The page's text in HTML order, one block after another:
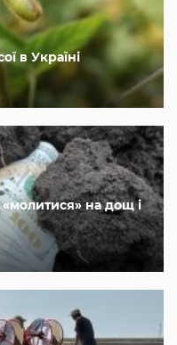
в Україні
на дощ і